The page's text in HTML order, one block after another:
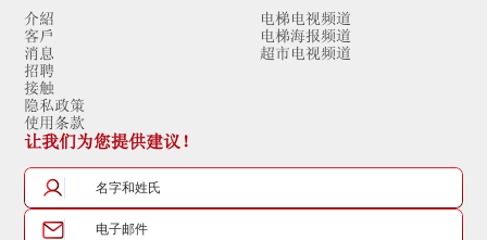
介紹
客戶
消息
招聘
接触
隐私政策
使用条款
电梯电视频道
电梯海报频道
超市电视频道
让我们为您提供建议！